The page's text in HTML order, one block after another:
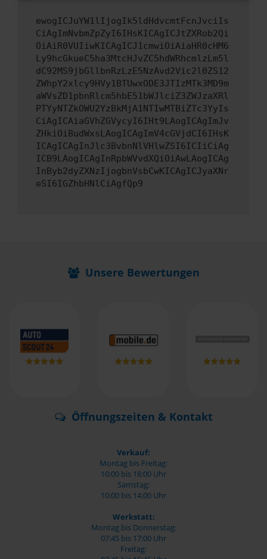
ewogICJuYW1lIjogIk5ldHdvcmtFcnJvciIs
CiAgImNvbmZpZyI6IHsKICAgICJtZXRob2Qi
OiAiR0VUIiwKICAgICJ1cmwiOiAiaHR0cHM6
Ly9hcGkueC5ha3MtcHJvZC5hdWRhcmlzLm5l
dC92MS9jbGllbnRzLzE5NzAvd2Vic2l0ZS12
ZWhpY2xlcy9HVy1BTUwxODE3JTIzMTk3MD9m
aWVsZD1pbnRlcm5hbE51bWJlciZ3ZWJzaXRl
PTYyNTZkOWU2YzBkMjA1NTIwMTBiZTc3YyIs
CiAgICAiaGVhZGVycyI6IHt9LAogICAgImJv
ZHkiOiBudWxsLAogICAgImV4cGVjdCI6IHsK
ICAgICAgInJlc3BvbnNlVHlwZSI6ICIiCiAg
ICB9LAogICAgInRpbWVvdXQiOiAwLAogICAg
InByb2dyZXNzIjogbnVsbCwKICAgICJyaXNr
eSI6IGZhbHNlCiAgfQp9
Unsere Bewertungen
Öffnungszeiten & Kontakt
Verkauf:
Montag bis Freitag:
10:00 bis 18:00 Uhr
Samstag:
10:00 bis 14:00 Uhr
Werkstatt:
Montag bis Donnerstag:
07:45 bis 17:00 Uhr
Freitag: